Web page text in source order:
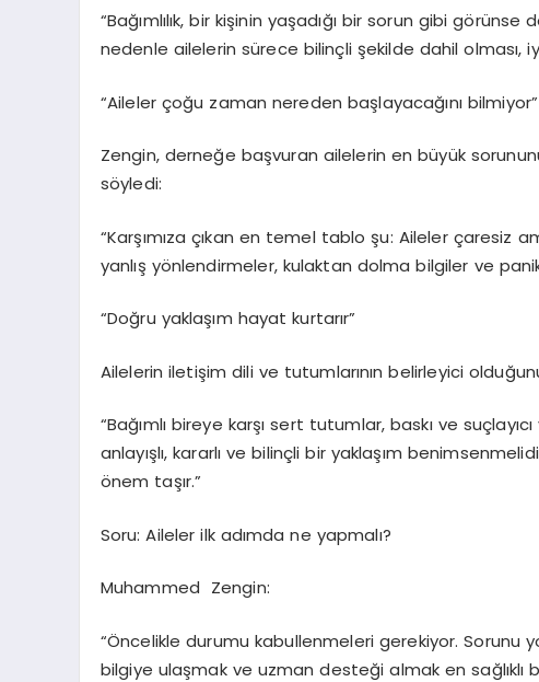
“Bağımlılık, bir kişinin yaşadığı bir sorun gibi
nedenle ailelerin sürece bilinçli şekilde dahil olması,
“Aileler çoğu zaman nereden başlayacağını bilmiyor”
Zengin, derneğe başvuran ailelerin en büyük
söyledi:
“Karşımıza çıkan en temel tablo şu: Aileler çaresiz
yanlış yönlendirmeler, kulaktan dolma bilgiler ve
“Doğru yaklaşım hayat kurtarır”
Ailelerin iletişim dili ve tutumlarının belirleyici
“Bağımlı bireye karşı sert tutumlar, baskı ve
anlayışlı, kararlı ve bilinçli bir yaklaşım
önem taşır.”
Soru: Aileler ilk adımda ne yapmalı?
Muhammed Zengin:
“Öncelikle durumu kabullenmeleri gerekiyor.
bilgiye ulaşmak ve uzman desteği almak en sağlıklı